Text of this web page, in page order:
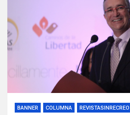
BANNER COLUMNA REVISTASINRECREO